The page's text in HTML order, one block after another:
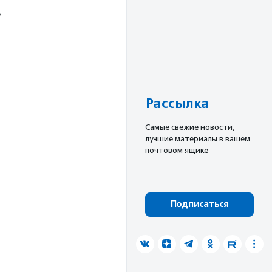
Рассылка
Cамые свежие новости,
лучшие материалы в вашем
почтовом ящике
Подписаться